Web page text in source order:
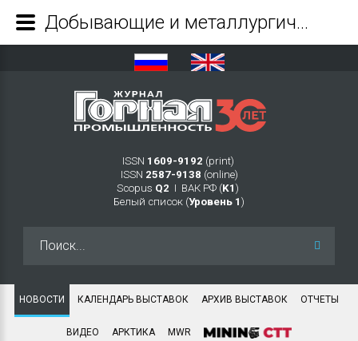
ISSN 1609-9192 (print)
ISSN 2587-9138 (online)
Scopus Q2 Ι ВАК РФ (K1 )
Белый список (Уровень 1 )
НОВОСТИ КАЛЕНДАРЬ ВЫСТАВОК АРХИВ ВЫСТАВОК ОТЧЕТЫ
ВИДЕО АРКТИКА MWR
Добывающие и металлургические компании уделяют больше внимания устойчивому развитию - Журнал Горная промышленность